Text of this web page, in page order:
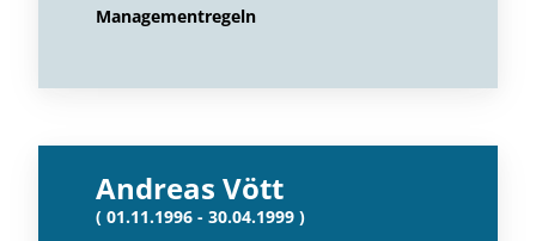
Managementregeln
Andreas Vött
( 01.11.1996 - 30.04.1999 )